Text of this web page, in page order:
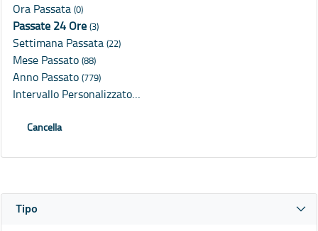
Ora Passata (0)
Passate 24 Ore (3)
Settimana Passata (22)
Mese Passato (88)
Anno Passato (779)
Intervallo Personalizzato…
Cancella
Tipo